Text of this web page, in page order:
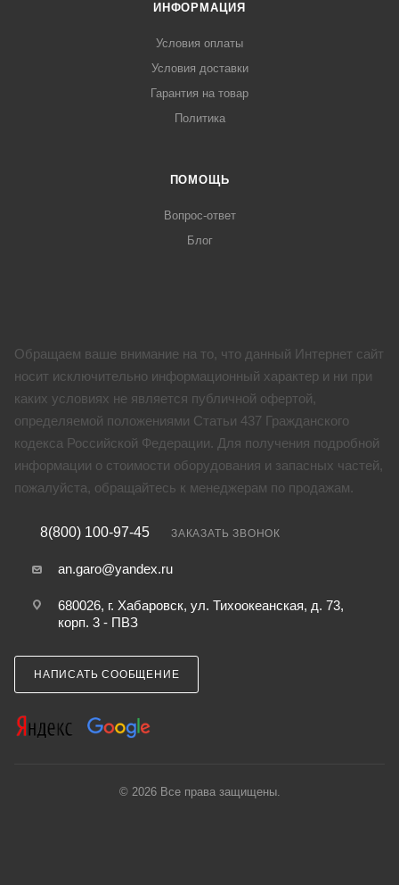
ИНФОРМАЦИЯ
Условия оплаты
Условия доставки
Гарантия на товар
Политика
ПОМОЩЬ
Вопрос-ответ
Блог
Обращаем ваше внимание на то, что данный Интернет сайт
носит исключительно информационный характер и ни при
каких условиях не является публичной офертой,
определяемой положениями Статьи 437 Гражданского
кодекса Российской Федерации. Для получения подробной
информации о стоимости оборудования и запасных частей,
пожалуйста, обращайтесь к менеджерам по продажам.
8(800) 100-97-45 ЗАКАЗАТЬ ЗВОНОК
an.garo@yandex.ru
680026, г. Хабаровск, ул. Тихоокеанская, д. 73,
корп. 3 - ПВЗ
НАПИСАТЬ СООБЩЕНИЕ
© 2026 Все права защищены.